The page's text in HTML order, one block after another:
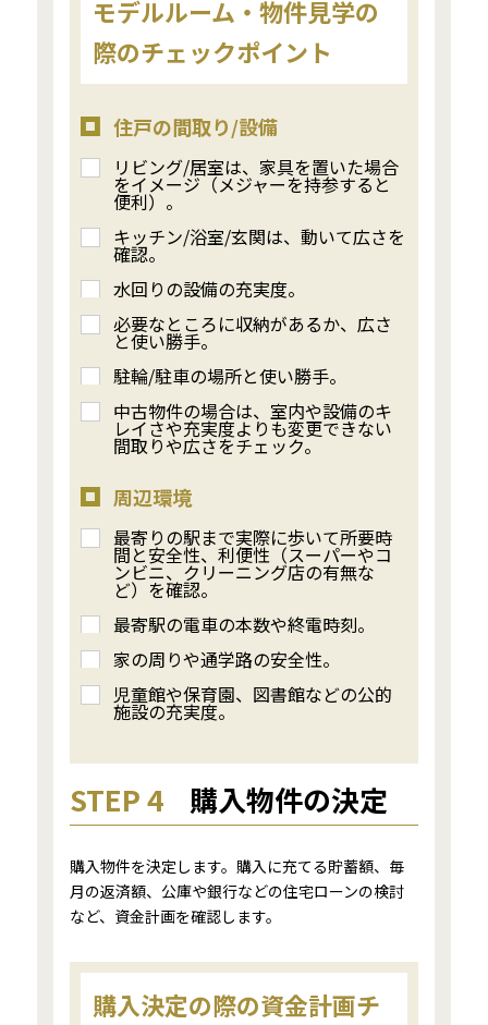
モデルルーム・物件見学の
際のチェックポイント
住戸の間取り/設備
リビング/居室は、家具を置いた場合
をイメージ（メジャーを持参すると
便利）。
キッチン/浴室/玄関は、動いて広さを
確認。
水回りの設備の充実度。
必要なところに収納があるか、広さ
と使い勝手。
駐輪/駐車の場所と使い勝手。
中古物件の場合は、室内や設備のキ
レイさや充実度よりも変更できない
間取りや広さをチェック。
周辺環境
最寄りの駅まで実際に歩いて所要時
間と安全性、利便性（スーパーやコ
ンビニ、クリーニング店の有無な
ど）を確認。
最寄駅の電車の本数や終電時刻。
家の周りや通学路の安全性。
児童館や保育園、図書館などの公的
施設の充実度。
STEP 4 購入物件の決定
購入物件を決定します。購入に充てる貯蓄額、毎
月の返済額、公庫や銀行などの住宅ローンの検討
など、資金計画を確認します。
購入決定の際の資金計画チ